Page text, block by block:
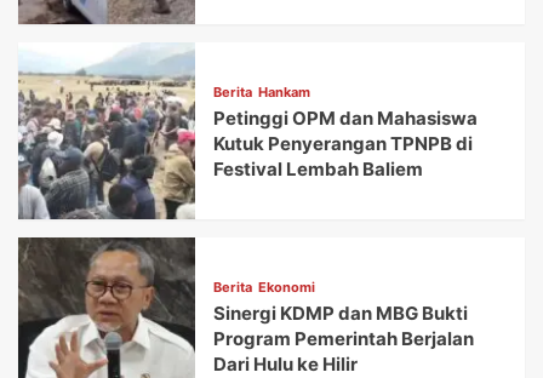
Berita Hankam
Petinggi OPM dan Mahasiswa
Kutuk Penyerangan TPNPB di
Festival Lembah Baliem
Berita Ekonomi
Sinergi KDMP dan MBG Bukti
Program Pemerintah Berjalan
Dari Hulu ke Hilir